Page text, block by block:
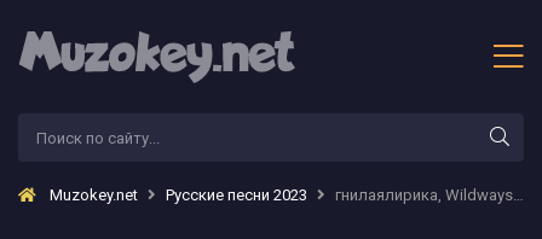
Muzokey.net Русские песни 2023 гнилаялирика, Wildways - туманы